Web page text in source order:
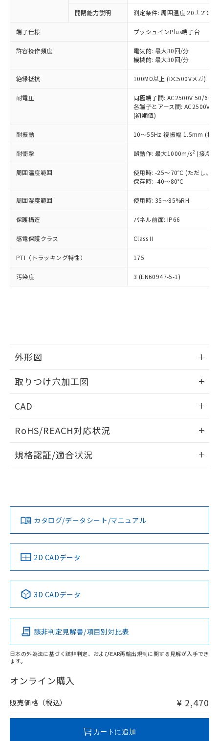
開閉能力説明 測定条件: 周囲温度 20±2℃、
端子仕様 プッシュインPlus端子台
許容操作頻度
電気的: 最大30回/分
機械的: 最大30回/分
絶縁抵抗 100MΩ以上 (DC500Vメガ)
耐電圧
同極端子間: AC2500V 50/
各端子とアース間: AC2500V
(初期値)
耐振動 10～55Hz 複振幅 1.5mm (接
耐衝撃 誤動作: 最大1000m/s2 (接点
周囲温度範囲
使用時: -25～70℃ (ただし、氷
保存時: -40～80℃
周囲湿度範囲 使用時: 35～85%RH
保護構造 パネル前面: IP66
感電保護クラス Class II
PTI（トラッキング特性） 175
汚染度 3 (EN60947-5-1)
外形図
取りつけ穴加工図
CAD
ドすることができます。
ログイン/会員登録
ダウンロードデータをご利用いただく前に、以下を必ずお読
みください。
ソフトウェアの使用条件
RoHS/REACH対応状況
EU RoHS 注意事項・凡例
対応済み
中国 RoHS 注意事項・凡例
Pb Hg Cd Cr(VI)
O
在庫等で未対応品が混在する可能性があります。
問い合わせください。
規格認証/適合状況
カタログ/データシート/マニュアル
2D CADデータ
3D CADデータ
該非判定見解書/項目別対比表
日本の外為法に基づく該非判定、およびEAR再輸出規制に関する見解が入手でき
ます。
オンライン購入
販売価格（税込） ¥ 2,470
カートに追加
以下の条件をお読みいただき、同意のうえ
ご利用ください。
本サービスは、当社制御機器事業取扱
商品の当社在庫状況および標準価格
当社制御機器事業取扱商品の中には、
本サービスの対象外となる商品もある
ことをご了承ください。
在庫状況および標準価格照会結果は、
記載している更新日時点での社内デー
タに基づき作成されるものであり、閲
覧された時点での実際の在庫および標
準価格とは異なる場合があることをご
正式な納期状況および標準価格はお客
様のお取引先、またはお客様担当のオ
ムロン制御機器販売店・当社販売員に
オムロン制御機器販売店や当社販売拠
販売ネットワーク
」をご確認
ください。
在庫状況および標準価格結果を当社の
事前の承諾なく第三者に漏洩または開
マイパーツ機能（部品リスト作成サー
および当社の共同利用者が、当社の製
※当社の共同利用者とは、
の共同利用に関して"
の「1.共同利
対応予定なし：EU RoHS指令（10物質）の
非含有に非対応の商品で、対応品を出す予
定はありません。
調査・確認中：EU RoHS指令（10物質）の
非含有の対応状況を調査中または確認中の
非該当品：ライセンス料など無形物で、有
害物質有無と関係のない商品です。
いたものが、含有品と判明した場合などや
むを得ず変更することがあります。
六価クロム(Cr(Ⅵ)) 1000ppm以下、ポリ臭化ビフェニル
類(PBB) 1000ppm以下、ポリ臭化ジフェニルエーテル類
(PBDE) 1000ppm以下、フタル酸ビス(2-エチルヘキシ
ル) (DEHP)(別名：DOP) 1000ppm以下、フタル酸ブチ
ルベンジル（BBP） 1000ppm以下、フタル酸ジブチル
（DBP） 1000ppm以下、フタル酸ジイソブチル
(DIBP) 1000ppm以下
フタル酸エステル類の４物質については閾値を超える意
図的な使用がないことを確認しています。
※2 対応予定月
部品在庫の切り替え状況などにより、予定
月が前後することがあります。
とができます。
EU RoHS指令（10物質）の非含有証明書
ものではありません。
また、RoHS指令のフタル酸エステル類４
物質の対応では、対応完了までの期間は出
荷製品に未対応品が混在することから備考
欄に対応日を記載しておりました。
※1 中国RoHS○×表
「○」：最大均質材料含有率が中国RoHSの
基準値以下であることを示します。
「×」：最大均質材料含有率が中国RoHSの
基準値を超えていることを示します。
「－」：未確認です。当社販売部門へお問
*中国RoHS10物質の基準値 (GB/T26572)：
Pb(鉛) :1000ppm、 Hg(水銀) : 1000ppm、 Cd(カドミウ
Cr(Ⅵ)(六価クロム) : 1000ppm、 PBBs(ポリ臭化ビフェ
ニル類) : 1000ppm、 PBDEs(ポリ臭化ジフェニルエーテ
DBP(フタル酸ジブチル) : 1000ppm、 DIBP(フタル酸ジ
イソブチル) : 1000ppm、 BBP(フタル酸ブチルベンジ
ル) : 1000ppm、
DEHP(フタル酸ビス(2-エチルヘキシル)) : 1000ppm
※2 環境保護使用期限
「ｅ」：有害物質（10物質）のすべてが基
準値以下であることを示します。
「10」：通常の使用状況下において有害物
質が外部に漏えいし、環境に深刻な影響を
当社は、これら貴社製品のうち、外国
為替および外国貿易法に定める商品
（以下｢規制貨物等」という）を輸出
または国外への提供する場合は、日本
国政府の輸出許可(または役務取引許
可)を取得するなどの必要な手続きを
当社は規制貨物を破棄する場合は、完
全に破砕するなど、違法に輸出されな
いよう必要な手段を講じます。
ル、化学兵器、生物兵器またはその他
武器並びにこれらの製造装置等に一切
使用いたしません。
当社は、貴社製品を第三者に販売する
場合は、上記1、2および3の内容を当
該第三者に通知します。また当社は、
販売先および販売に係わる関係者が違
法に輸出するおそれがある場合は、取
○ 一定数以上の在庫あり
一定数には満たないが在庫あり
在庫なし(最新の在庫状況につ
いては、お客様のお取引先、ま
たはお客様担当のオムロン制御
機器販売店・当社販売員にご確
認ください)
受注生産機種、また在庫状況の